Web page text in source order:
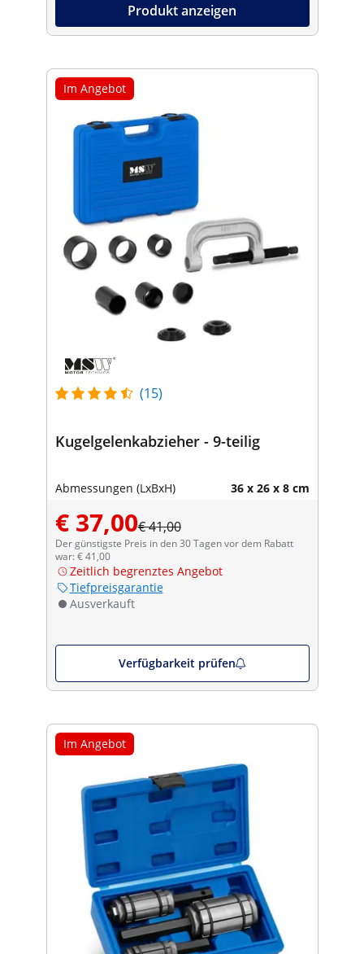
Produkt anzeigen
Im Angebot
(15)
Kugelgelenkabzieher - 9-teilig
Abmessungen (LxBxH) 36 x 26 x 8 cm
€ 37,00€ 41,00
Der günstigste Preis in den 30 Tagen vor dem Rabatt
war: € 41,00
Zeitlich begrenztes Angebot
Tiefpreisgarantie
Ausverkauft
Verfügbarkeit prüfen
Im Angebot